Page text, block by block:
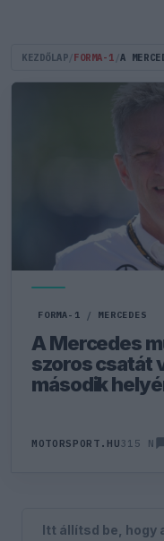
KEZDŐLAP FORMA-1
FORMA-1 / MERCEDES
A Mercedes
szoros csatát
második
MOTORSPORT.HU315 N
Itt állítsd be, hogy